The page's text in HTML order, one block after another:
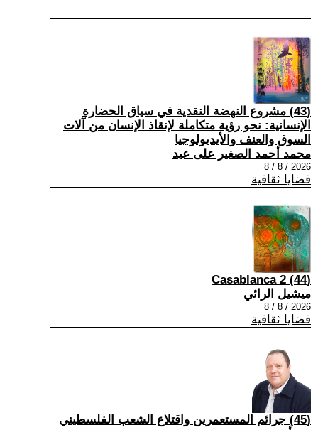
(43) مشروع النهضة النقدية في سياق الحضارة
الإنسانية: نحو رؤية متكاملة لإنقاذ الإنسان من آلات
السوق والعنف والأيديولوجيا
محمد أحمد الصغير على عيد
2026 / 8 / 8
قضايا ثقافية
(44) Casablanca 2
ميشيل الرائي
2026 / 8 / 8
قضايا ثقافية
(45) جرائم المستعمرين واقتلاع الشعب الفلسطيني